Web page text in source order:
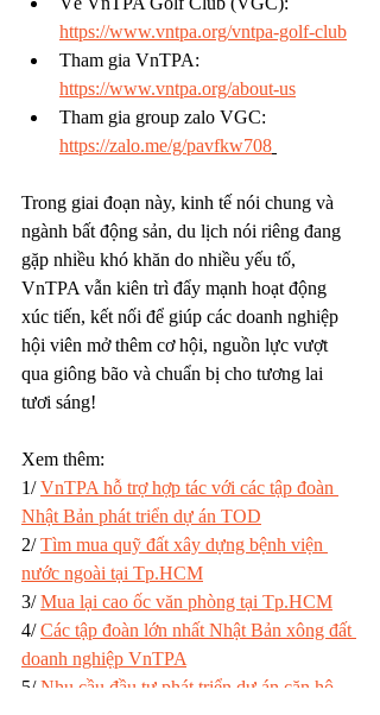
https://www.vntpa.org/vntpa-golf-club
Tham gia VnTPA:
https://www.vntpa.org/about-us
Tham gia group zalo VGC:
https://zalo.me/g/pavfkw708
Trong giai đoạn này, kinh tế nói chung và
ngành bất động sản, du lịch nói riêng đang
gặp nhiều khó khăn do nhiều yếu tố,
VnTPA vẫn kiên trì đẩy mạnh hoạt động
xúc tiến, kết nối để giúp các doanh nghiệp
hội viên mở thêm cơ hội, nguồn lực vượt
qua giông bão và chuẩn bị cho tương lai
tươi sáng!
Xem thêm:
1/ VnTPA hỗ trợ hợp tác với các tập đoàn
Nhật Bản phát triển dự án TOD
2/ Tìm mua quỹ đất xây dựng bệnh viện
nước ngoài tại Tp.HCM
3/ Mua lại cao ốc văn phòng tại Tp.HCM
4/ Các tập đoàn lớn nhất Nhật Bản xông đất
doanh nghiệp VnTPA
5/ Nhu cầu đầu tư phát triển dự án căn hộ